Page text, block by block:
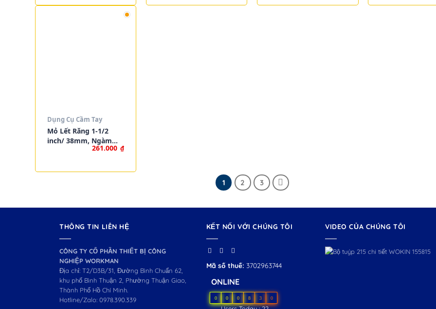
Dụng Cụ Cầm Tay
Mỏ Lết Răng 1-1/2
inch/ 38mm, Ngàm
261.000 ₫
1 2 3
THÔNG TIN LIÊN HỆ
CÔNG TY CỔ PHẦN THIẾT BỊ CÔNG
NGHIỆP WORKMAN
Địa chỉ: T2/D3B/31, Đường Bình Chuẩn 62,
khu phố Bình Thuận 2, Phường Thuận Giao,
Thành Phố Hồ Chí Minh.
Hotline/Zalo: 0978.390.339
KẾT NỐI VỚI CHÚNG TÔI
Mã số thuế: 3702963744
ONLINE
0 0 0 8 3 0
VIDEO CỦA CHÚNG TÔI